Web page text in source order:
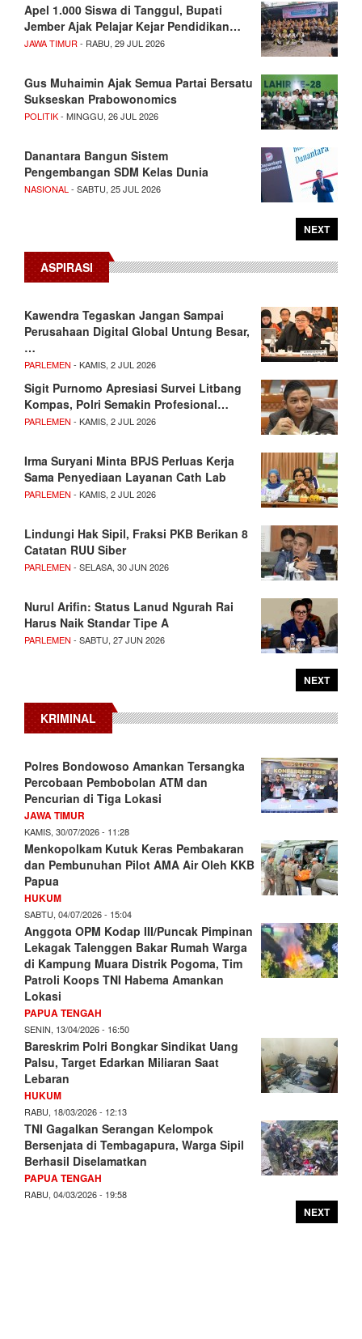
Apel 1.000 Siswa di Tanggul, Bupati
Jember Ajak Pelajar Kejar Pendidikan…
JAWA TIMUR - RABU, 29 JUL 2026
Gus Muhaimin Ajak Semua Partai Bersatu
Sukseskan Prabowonomics
POLITIK- MINGGU, 26 JUL 2026
Danantara Bangun Sistem
Pengembangan SDM Kelas Dunia
NASIONAL - SABTU, 25 JUL 2026
NEXT
ASPIRASI
Kawendra Tegaskan Jangan Sampai
Perusahaan Digital Global Untung Besar,
…
PARLEMEN - KAMIS, 2 JUL 2026
Sigit Purnomo Apresiasi Survei Litbang
Kompas, Polri Semakin Profesional…
PARLEMEN - KAMIS, 2 JUL 2026
Irma Suryani Minta BPJS Perluas Kerja
Sama Penyediaan Layanan Cath Lab
PARLEMEN - KAMIS, 2 JUL 2026
Lindungi Hak Sipil, Fraksi PKB Berikan 8
Catatan RUU Siber
PARLEMEN - SELASA, 30 JUN 2026
Nurul Arifin: Status Lanud Ngurah Rai
Harus Naik Standar Tipe A
PARLEMEN - SABTU, 27 JUN 2026
NEXT
KRIMINAL
Polres Bondowoso Amankan Tersangka
Percobaan Pembobolan ATM dan
Pencurian di Tiga Lokasi
JAWA TIMUR
KAMIS, 30/07/2026 - 11:28
Menkopolkam Kutuk Keras Pembakaran
dan Pembunuhan Pilot AMA Air Oleh KKB
Papua
HUKUM
SABTU, 04/07/2026 - 15:04
Anggota OPM Kodap III/Puncak Pimpinan
Lekagak Talenggen Bakar Rumah Warga
di Kampung Muara Distrik Pogoma, Tim
Patroli Koops TNI Habema Amankan
Lokasi
PAPUA TENGAH
SENIN, 13/04/2026 - 16:50
Bareskrim Polri Bongkar Sindikat Uang
Palsu, Target Edarkan Miliaran Saat
Lebaran
HUKUM
RABU, 18/03/2026 - 12:13
TNI Gagalkan Serangan Kelompok
Bersenjata di Tembagapura, Warga Sipil
Berhasil Diselamatkan
PAPUA TENGAH
RABU, 04/03/2026 - 19:58
NEXT